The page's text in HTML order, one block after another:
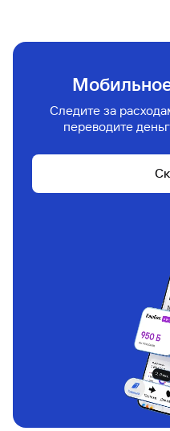
Откройте первый
ценные бумаги